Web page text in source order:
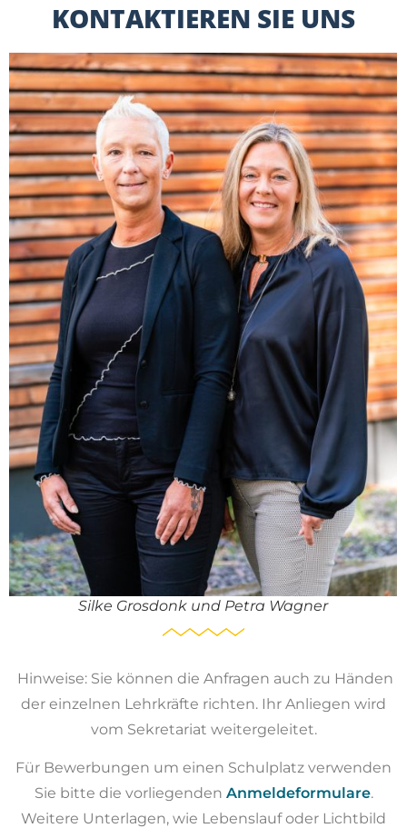
KONTAKTIEREN SIE UNS
Silke Grosdonk und Petra Wagner
Hinweise: Sie können die Anfragen auch zu Händen
der einzelnen Lehrkräfte richten. Ihr Anliegen wird
vom Sekretariat weitergeleitet.
Für Bewerbungen um einen Schulplatz verwenden
Sie bitte die vorliegenden Anmeldeformulare.
Weitere Unterlagen, wie Lebenslauf oder Lichtbild